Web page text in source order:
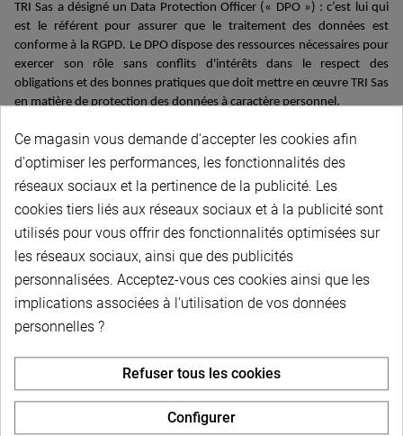
TRI Sas a désigné un Data Protection Officer (« DPO ») : c’est lui qui
est le référent pour assurer que le traitement des données est
conforme à la RGPD. Le DPOdispose des ressources nécessaires pour
exercer son rôle sans conflits d'intérêts dans le respect des
obligations et des bonnes pratiques que doit mettre en œuvre TRI Sas
en matière de protection des données à caractère personnel.
Stéphanie GHENO, Data Protection Officer (DPO)
Lutte contre la fraude
En conservant leurs coordonnées personnelles
de vérifier l’identité de ses clients et, par là même, de bloquer toute
personne tentant d’usurper leur identité à des fins malveillantes.
Comme sur la quasi-totalité des sites, TRI Sas utilise d
Ce magasin vous demande d'accepter les cookies afin
d'optimiser les performances, les fonctionnalités des
réseaux sociaux et la pertinence de la publicité. Les
cookies tiers liés aux réseaux sociaux et à la publicité sont
utilisés pour vous offrir des fonctionnalités optimisées sur
les réseaux sociaux, ainsi que des publicités
personnalisées. Acceptez-vous ces cookies ainsi que les
implications associées à l'utilisation de vos données
personnelles ?
Refuser tous les cookies
Configurer